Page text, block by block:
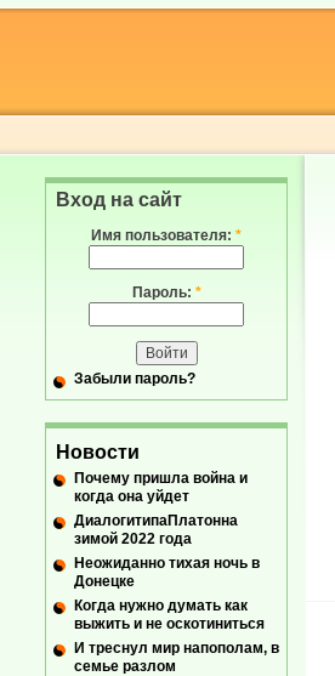
Вход на сайт
Имя пользователя: *
Пароль: *
Забыли пароль?
Новости
Почему пришла война и
когда она уйдет
ДиалогитипаПлатонна
зимой 2022 года
Неожиданно тихая ночь в
Донецке
Когда нужно думать как
выжить и не оскотиниться
И треснул мир напополам, в
семье разлом